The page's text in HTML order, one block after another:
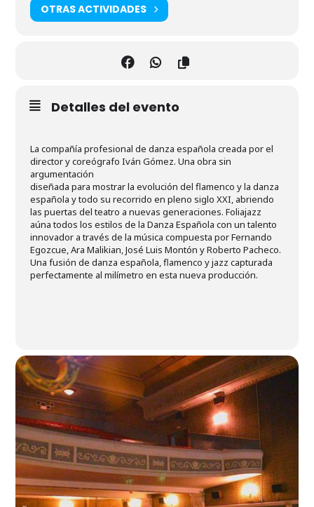
OTRAS ACTIVIDADES
Detalles del evento
La compañía profesional de danza española creada por el
director y coreógrafo Iván Gómez. Una obra sin
argumentación
diseñada para mostrar la evolución del flamenco y la danza
española y todo su recorrido en pleno siglo XXI, abriendo
las puertas del teatro a nuevas generaciones. Foliajazz
aúna todos los estilos de la Danza Española con un talento
innovador a través de la música compuesta por Fernando
Egozcue, Ara Malikian, José Luis Montón y Roberto Pacheco.
Una fusión de danza española, flamenco y jazz capturada
perfectamente al milímetro en esta nueva producción.